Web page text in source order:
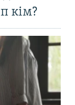
кім?